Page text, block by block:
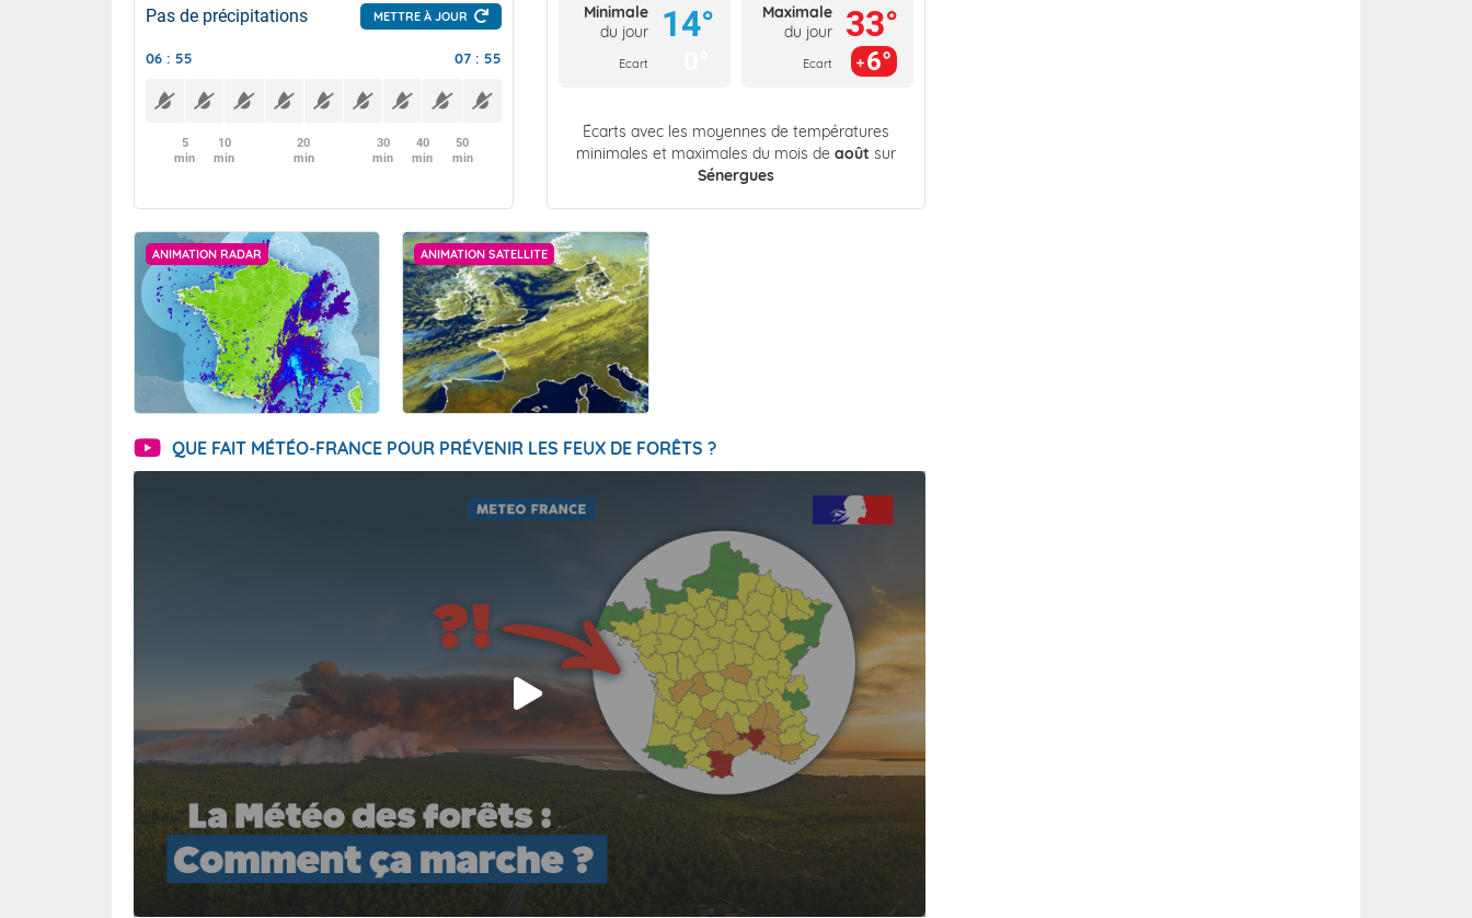
Pas de précipitations METTRE À JOUR
06 : 55 07 : 55
5
min
10
min
20
min
30
min
40
min
50
min
Minimale
du jour
Ecart
14°
Maximale
du jour
Ecart
33°
6°
Écarts avec les moyennes de températures
minimales et maximales du mois de août sur
Sénergues
ANIMATION RADAR ANIMATION SATELLITE
QUE FAIT MÉTÉO-FRANCE POUR PRÉVENIR LES FEUX DE FORÊTS ?